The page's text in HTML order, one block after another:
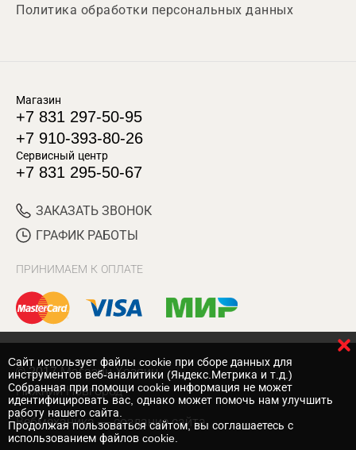
Политика обработки персональных данных
Магазин
+7 831 297-50-95
+7 910-393-80-26
Сервисный центр
+7 831 295-50-67
ЗАКАЗАТЬ ЗВОНОК
ГРАФИК РАБОТЫ
ПРИНИМАЕМ К ОПЛАТЕ
© 2017 Магазин Хозяин
Нижний Новгород
Вебмеханика — создание сайта
Cайт использует файлы cookie при сборе данных для
инструментов веб-аналитики (Яндекс.Метрика и т.д.)
Собранная при помощи cookie информация не может
идентифицировать вас, однако может помочь нам улучшить
работу нашего сайта.
Продолжая пользоваться сайтом, вы соглашаетесь с
использованием файлов cookie.